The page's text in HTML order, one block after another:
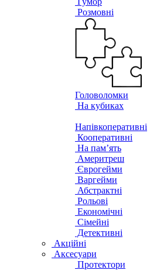
Розмовні
Головоломки
На кубиках
Напівкоперативні
Кооперативні
На пам’ять
Америтреш
Єврогейми
Варгейми
Абстрактні
Рольові
Економічні
Сімейні
Детективні
Акційні
Аксесуари
Протектори